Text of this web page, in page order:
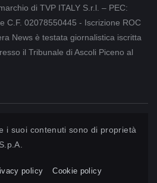
di TVP ITALY S.r.l. – PEC:
C.F. 02078550445 - Iscrizione ROC
News è testata giornalistica iscritta
il Tribunale di Ascoli Piceno al
i suoi contenuti sono di proprietà
policy Cookie policy